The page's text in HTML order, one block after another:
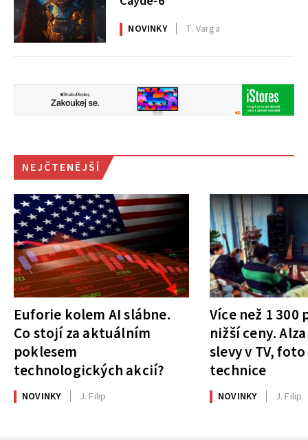
NOVINKY T. Varga
NEJČTENĚJŠÍ
Euforie kolem AI slábne.
Co stojí za aktuálním
poklesem
technologických akcií?
NOVINKY J. Filip
Více než 1
nižší ceny.
slevy v TV,
technice
NOVINKY J. Filip